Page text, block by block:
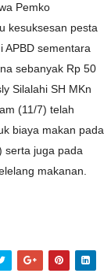
Pemko
kesuksesan pesta
APBD sementara
sebanyak Rp 50
Silalahi SH MKn
(11/7) telah
biaya makan pada
serta juga pada
makanan.